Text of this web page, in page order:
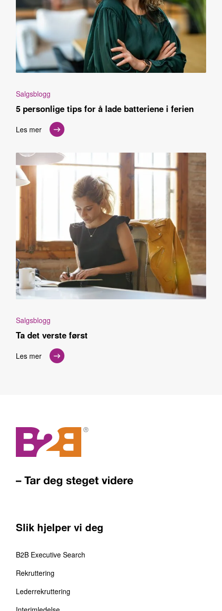
Salgsblogg
5 personlige tips for å lade batteriene i ferien
Les mer
Salgsblogg
Ta det verste først
Les mer
Slik hjelper vi deg
B2B Executive Search
Rekruttering
Lederrekruttering